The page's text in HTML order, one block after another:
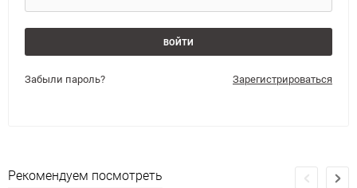
Забыли пароль? Зарегистрироваться
Рекомендуем посмотреть